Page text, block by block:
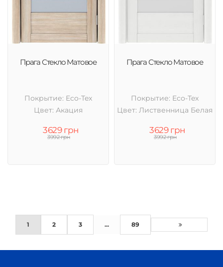
Прага Стекло Матовое
Покрытие: Eco-Tex
Цвет: Акация
3629 грн
3992 грн
Прага Стекло Матовое
Покрытие: Eco-Tex
Цвет: Лиственница Белая
3629 грн
3992 грн
1 2 3 ... 89